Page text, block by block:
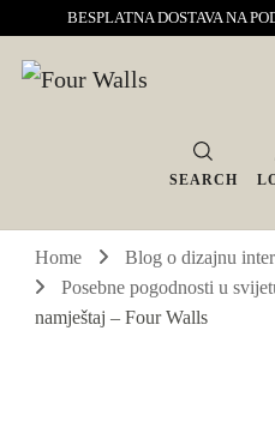
BESPLATNA DOSTAVA NA
Four Walls
Sve za interijer po Vašoj mjeri.
Interijeri s karakterom
SEARCH
Home
Blog o dizajnu
Posebne pogodnosti u
namještaj – Four Walls